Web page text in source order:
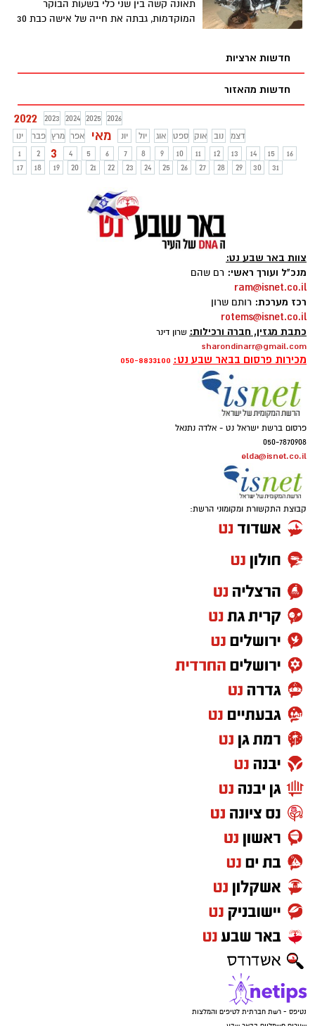
תאונה קשה בין שני כלי בשעות הבוקר
המוקדמות, גבתה את חייה של אישה כבת 30
חדשות ארציות
חדשות מהאזור
2022 2023 2024 2025
2026
ינו
פבר מרץ אפר מאי יונ יול אוג ספט אוק נוב
דצמ
1
2 3 4 5 6 7 8 9 10 11 12 13 14 15
16
17
18 19 20 21 22 23 24 25 26 27 28 29 30 31
צוות באר שבע נט:
מנכ"ל ועורך ראשי: רם שהם
ram@isnet.co.il
רכז מערכת: רותם שרון
rotems@isnet.co.il
כתבת מגזין, חברה ורכילות: שרון דינר
sharondinarr@gmail.com
מכירות פרסום בבאר שבע נט: 050-8833100
פרסום ברשת ישראל נט - אלדה נתנאל
050-7870908
elda@isnet.co.il
קבוצת התקשורת ומקומוני הרשת:
נטיפס - רשת חברתית לטיפים והמלצות